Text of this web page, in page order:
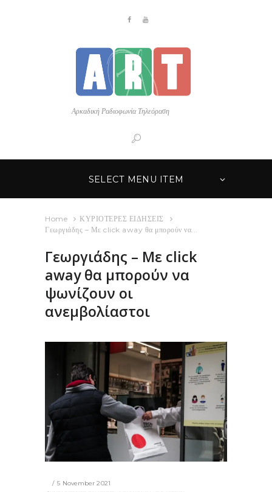
Αρκαδική Ραδιοφωνία Τηλεόραση
SELECT MENU ITEM
Home
ΚΥΡΙΟΤΕΡΕΣ ΕΙΔΗΣΕΙΣ
Γεωργιάδης – Με click away θα μπορούν να...
Γεωργιάδης – Με click
away θα μπορούν να
ψωνίζουν οι
ανεμβολίαστοι
5 November 2021